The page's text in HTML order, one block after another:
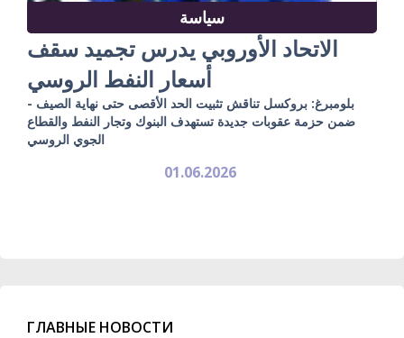
سياسة
الاتحاد الأوروبي يدرس تجميد سقف
أسعار النفط الروسي
بلومبرغ: بروكسل تناقش تثبيت الحد الأقصى حتى نهاية الصيف -
ضمن حزمة عقوبات جديدة تستهدف البنوك وتجار النفط والقطاع
الجوي الروسي
01.06.2026
ГЛАВНЫЕ НОВОСТИ